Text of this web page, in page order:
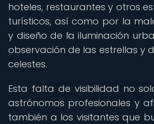
hoteles, restaurantes y otros
turísticos, así como por la
y diseño de la iluminación
observación de las estrellas y
celestes.
Esta falta de visibilidad no
astrónomos profesionales y
también a los visitantes que